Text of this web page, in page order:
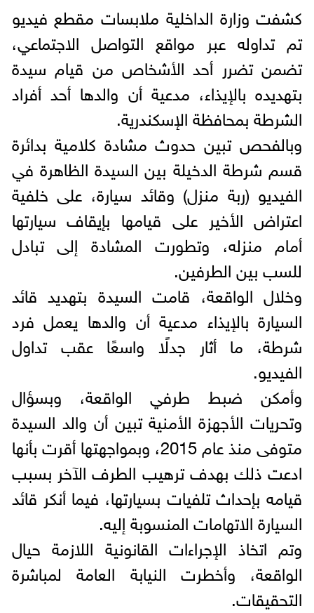
كشفت وزارة الداخلية ملابسات مقطع فيديو
تم تداوله عبر مواقع التواصل الاجتماعي،
تضمن تضرر أحد الأشخاص من قيام سيدة
بتهديده بالإيذاء، مدعية أن والدها أحد أفراد
الشرطة بمحافظة الإسكندرية.
وبالفحص تبين حدوث مشادة كلامية بدائرة
قسم شرطة الدخيلة بين السيدة الظاهرة في
الفيديو (ربة منزل) وقائد سيارة، على خلفية
اعتراض الأخير على قيامها بإيقاف سيارتها
أمام منزله، وتطورت المشادة إلى تبادل
للسب بين الطرفين.
وخلال الواقعة، قامت السيدة بتهديد قائد
السيارة بالإيذاء مدعية أن والدها يعمل فرد
شرطة، ما أثار جدلًا واسعًا عقب تداول
الفيديو.
وأمكن ضبط طرفي الواقعة، وبسؤال
وتحريات الأجهزة الأمنية تبين أن والد السيدة
متوفى منذ عام 2015، وبمواجهتها أقرت بأنها
ادعت ذلك بهدف ترهيب الطرف الآخر بسبب
قيامه بإحداث تلفيات بسيارتها، فيما أنكر قائد
السيارة الاتهامات المنسوبة إليه.
وتم اتخاذ الإجراءات القانونية اللازمة حيال
الواقعة، وأخطرت النيابة العامة لمباشرة
التحقيقات.